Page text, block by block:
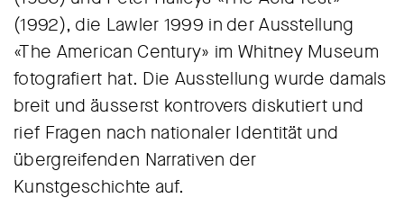
(1992), die Lawler 1999 in der Ausstellung
«The American Century» im Whitney Museum
fotografiert hat. Die Ausstellung wurde damals
breit und äusserst kontrovers diskutiert und
rief Fragen nach nationaler Identität und
übergreifenden Narrativen der
Kunstgeschichte auf.